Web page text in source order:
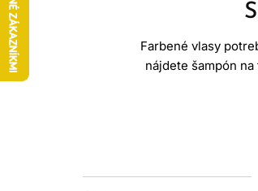
Farbené vlasy
nájdete šampón
kondicionér